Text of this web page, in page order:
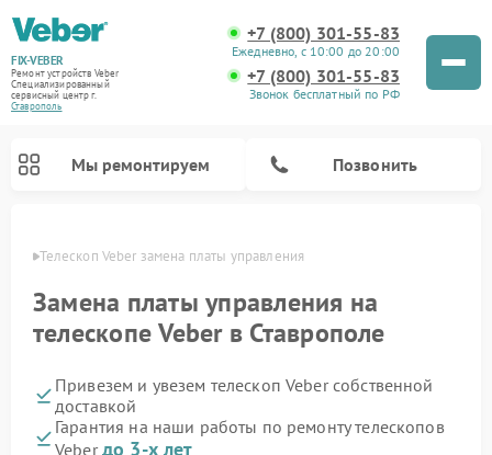
FIX-VEBER
Ремонт устройств Veber
Специализированный
cервисный центр г.
Ставрополь
+7 (800) 301-55-83
Ежедневно, с 10:00 до 20:00
+7 (800) 301-55-83
Звонок бесплатный по РФ
Мы ремонтируем Позвонить
Телескоп Veber замена платы управления
Замена платы управления на
телескопе Veber в Ставрополе
Привезем и увезем телескоп Veber собственной
доставкой
Гарантия на наши работы по ремонту телескопов
Veberдо 3-х лет